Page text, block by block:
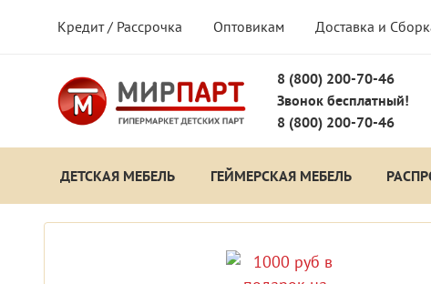
Кредит / Рассрочка Оптовикам Доставка и
8 (800) 200-70-46
Звонок бесплатный!
8 (800) 200-70-46
ДЕТСКАЯ МЕБЕЛЬ ГЕЙМЕРСКАЯ МЕБЕЛЬ